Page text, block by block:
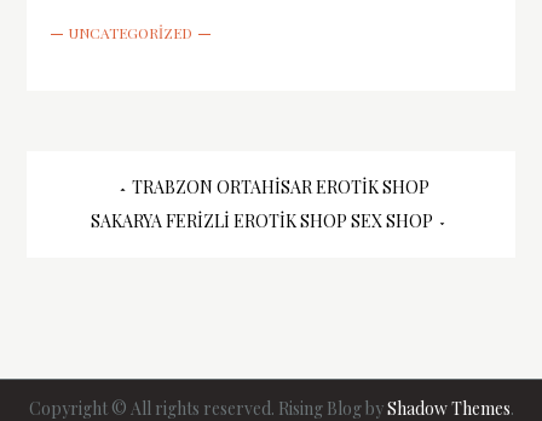
UNCATEGORIZED
Yazı TRABZON ORTAHISAR EROTIK SHOP
SAKARYA FERIZLI EROTIK SHOP SEX SHOP
Copyright © All rights reserved. Rising Blog byShadow Themes.